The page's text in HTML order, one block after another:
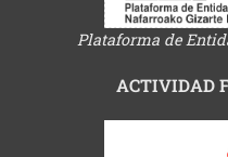
Plataforma de
ACTIVIDAD